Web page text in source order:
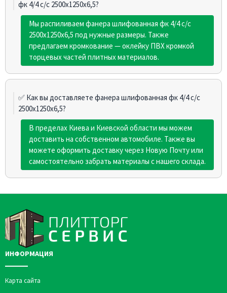
фк 4/4 c/с 2500х1250х6,5?
Мы распиливаем фанера шлифованная фк 4/4 c/с
2500х1250х6,5 под нужные размеры. Также
предлагаем кромкование — оклейку ПВХ кромкой
торцевых частей плитных материалов.
✅ Как вы доставляете фанера шлифованная фк 4/4 c/с
2500х1250х6,5?
В пределах Киева и Киевской области мы можем
доставить на собственном автомобиле. Также вы
можете оформить доставку через Новую Почту или
самостоятельно забрать материалы с нашего склада.
ИНФОРМАЦИЯ
Карта сайта